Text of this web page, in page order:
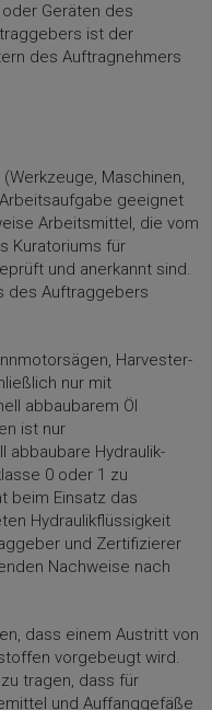
Geräten des
ist der
des Auftragnehmers
Maschinen,
geeignet
Arbeitsmittel, die vom
Kuratoriums für
und anerkannt sind.
des Auftraggebers
Harvester-
nur mit
abbaubarem Öl
ist nur
abbaubare Hydraulik­
0 oder 1 zu
beim Einsatz das
Hydraulikflüssigkeit
und Zertifizierer
Nachweise nach
dass einem Austritt von
vorgebeugt wird.
tragen, dass für
und Auffanggefäße